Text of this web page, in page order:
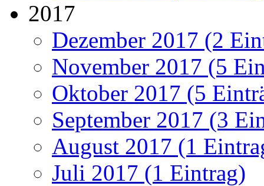
2017
Dezember 2017 (2
November 2017 (5
Oktober 2017 (5
September 2017 (3
August 2017 (1
Juli 2017 (1 Eintrag)